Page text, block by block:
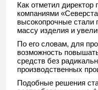
Как отметил
компаниями
высокопрочные стали
массу изделия и
По его словам, для
возможность
средств без
производственных
Подобные решения